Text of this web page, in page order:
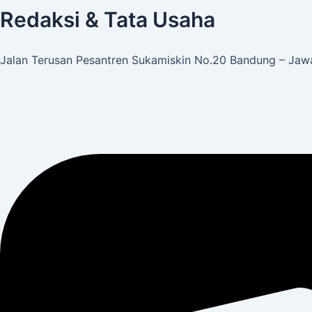
Redaksi & Tata Usaha
Jalan Terusan Pesantren Sukamiskin No.20 Bandung –